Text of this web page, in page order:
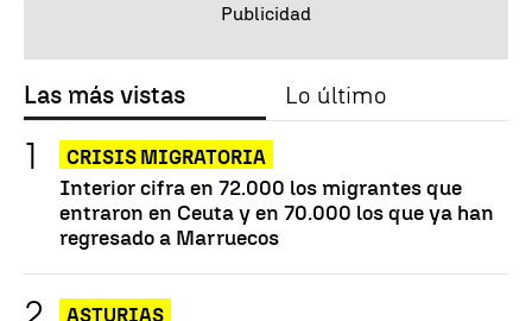
Las más vistas Lo último
CRISIS MIGRATORIA
Interior cifra en 72.000 los migrantes que
entraron en Ceuta y en 70.000 los que ya han
regresado a Marruecos
ASTURIAS